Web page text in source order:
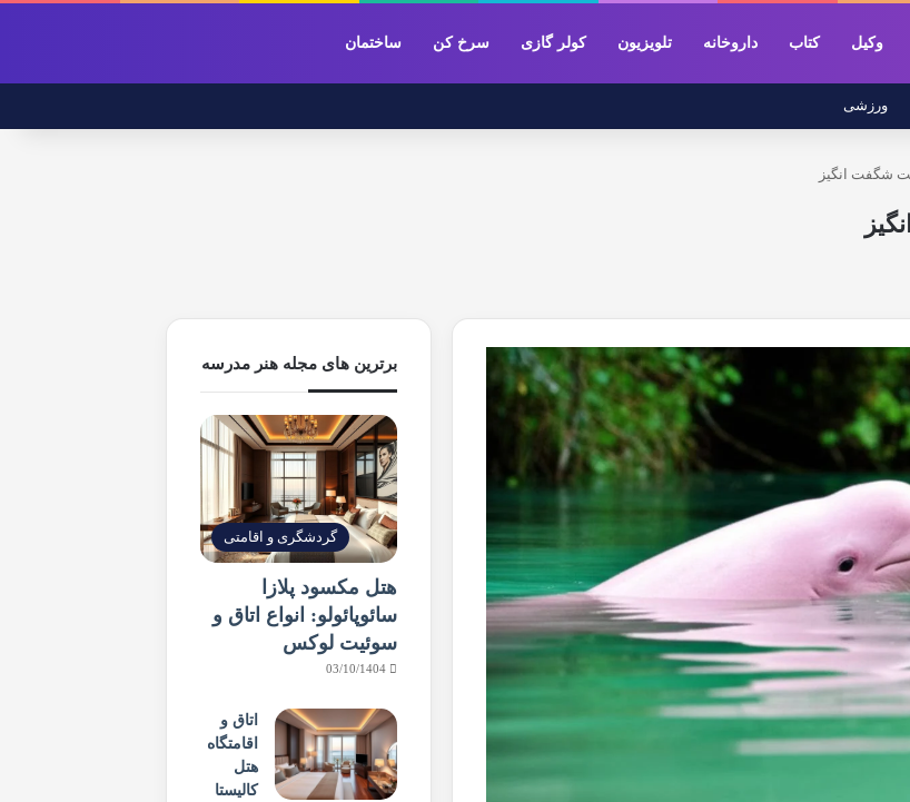
وکیل کتاب داروخانه تلویزیون کولر گازی سرخ کن ساختمان
ورزشی
برترین های مجله هنر مدرسه
گردشگری و اقامتی
هتل مکسود پلازا
سائوپائولو: انواع اتاق و
سوئیت لوکس
03/10/1404
اتاق و
اقامتگاه
هتل
کالیستا